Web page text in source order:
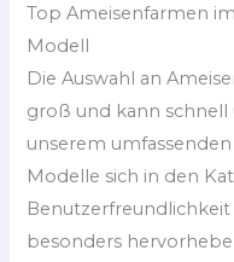
Top Ameisenfarmen
Modell
Die Auswahl an
groß und kann schnell
unserem
Modelle sich in den
besonders